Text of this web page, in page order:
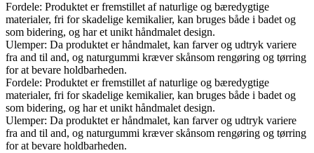
Fordele: Produktet er fremstillet af naturlige og bæredygtige
materialer, fri for skadelige kemikalier, kan bruges både i badet og
som bidering, og har et unikt håndmalet design.
Ulemper: Da produktet er håndmalet, kan farver og udtryk variere
fra and til and, og naturgummi kræver skånsom rengøring og tørring
for at bevare holdbarheden.
Fordele: Produktet er fremstillet af naturlige og bæredygtige
materialer, fri for skadelige kemikalier, kan bruges både i badet og
som bidering, og har et unikt håndmalet design.
Ulemper: Da produktet er håndmalet, kan farver og udtryk variere
fra and til and, og naturgummi kræver skånsom rengøring og tørring
for at bevare holdbarheden.